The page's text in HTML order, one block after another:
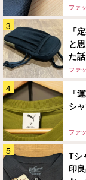
ファ
「
と
た話
ファ
「
シ
ファ
Tシ
印